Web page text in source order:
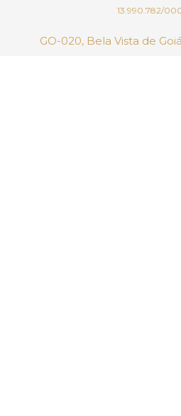
13.990.782/
GO-020, Bela Vista de